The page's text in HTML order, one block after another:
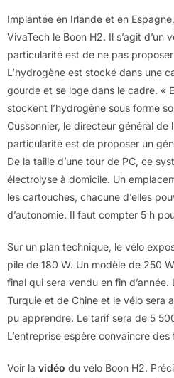
Implantée en Irlande et en
VivaTech le Boon H2. Il s’agit d’un
particularité est de ne pas
L’hydrogène est stocké dans une
gourde et se loge dans le cadre. «
stockent l’hydrogène sous forme
Cussonnier, le directeur général de
particularité est de proposer un
De la taille d’une tour de PC, ce
électrolyse à domicile. Un
les cartouches, chacune d’elles
d’autonomie. Il faut compter 5 h
Sur un plan technique, le vélo
pile de 180 W. Un modèle de 250
final qui sera vendu en fin
Turquie et de Chine et le vélo sera
pu apprendre. Le tarif sera de 5
L’entreprise espère convaincre des
Voir la vidéo du vélo Boon H2.